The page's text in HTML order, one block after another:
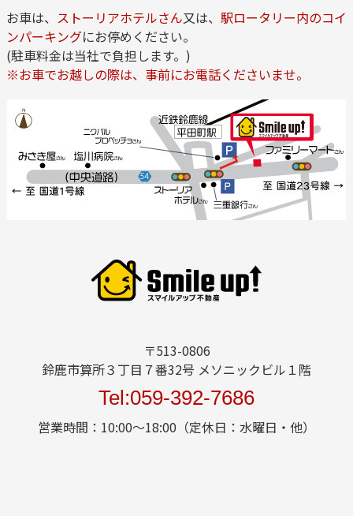
お車は、 ストーリアホテルさん又は、 駅ロータリー内のコイ
ンパーキングにお停めください。
(駐車料金は当社で負担します。)
※お車でお越しの際は、事前にお電話くださいませ。
〒513-0806
鈴鹿市算所３丁目７番32号 メソニックビル１階
Tel:059-392-7686
営業時間：10:00～18:00（定休日：水曜日・他）